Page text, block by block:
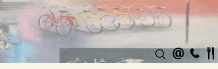
Suchen
nach: